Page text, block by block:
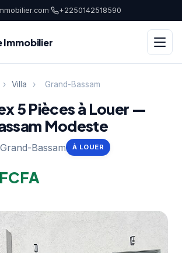
· +2250142518590
Immobilier
› Villa › Grand-Bassam
5 Pièces à Louer —
Modeste
Grand-Bassam À LOUER